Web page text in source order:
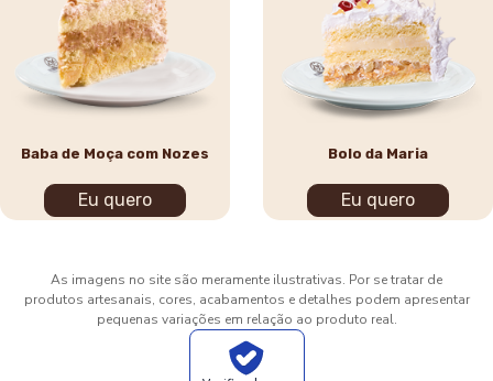
Baba de Moça com Nozes
Eu quero
Bolo da Maria
Eu quero
As imagens no site são meramente ilustrativas. Por se tratar de
produtos artesanais, cores, acabamentos e detalhes podem apresentar
pequenas variações em relação ao produto real.